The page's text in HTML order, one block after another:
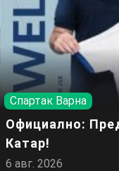
Спартак Варна
Официално:
Катар!
6 авг. 2026